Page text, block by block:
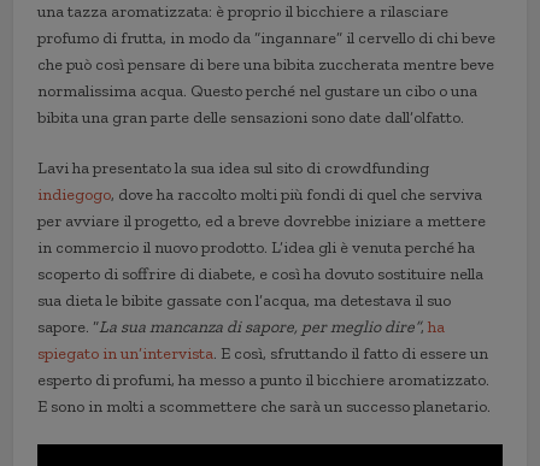
una tazza aromatizzata: è proprio il bicchiere a rilasciare
profumo di frutta, in modo da “ingannare” il cervello di chi beve
che può così pensare di bere una bibita zuccherata mentre beve
normalissima acqua. Questo perché nel gustare un cibo o una
bibita una gran parte delle sensazioni sono date dall’olfatto.
Lavi ha presentato la sua idea sul sito di crowdfunding
indiegogo, dove ha raccolto molti più fondi di quel che serviva
per avviare il progetto, ed a breve dovrebbe iniziare a mettere
in commercio il nuovo prodotto. L’idea gli è venuta perché ha
scoperto di soffrire di diabete, e così ha dovuto sostituire nella
sua dieta le bibite gassate con l’acqua, ma detestava il suo
sapore. “La sua mancanza di sapore, per meglio dire”,ha
spiegato in un’intervista. E così, sfruttando il fatto di essere un
esperto di profumi, ha messo a punto il bicchiere aromatizzato.
E sono in molti a scommettere che sarà un successo planetario.